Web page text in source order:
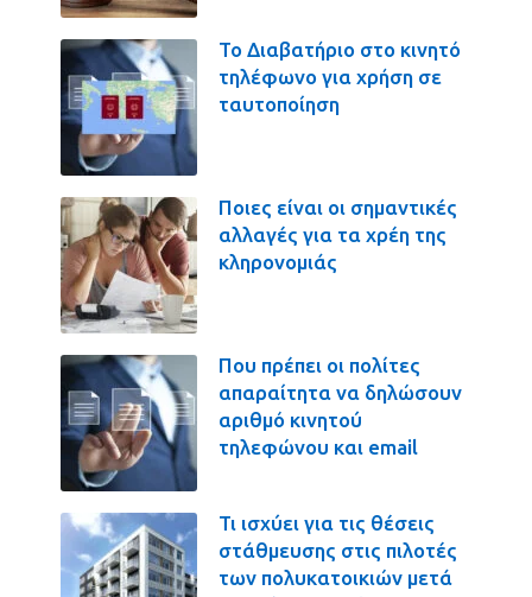
Το Διαβατήριο στο κινητό
τηλέφωνο για χρήση σε
ταυτοποίηση
Ποιες είναι οι σημαντικές
αλλαγές για τα χρέη της
κληρονομιάς
Που πρέπει οι πολίτες
απαραίτητα να δηλώσουν
αριθμό κινητού
τηλεφώνου και email
Τι ισχύει για τις θέσεις
στάθμευσης στις πιλοτές
των πολυκατοικιών μετά